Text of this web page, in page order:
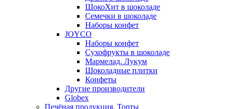
ШокоХит в шоколаде
Семечки в шоколаде
Наборы конфет
JOYCO
Наборы конфет
Сухофрукты в шоколаде
Мармелад. Лукум
Шоколадные плитки
Конфеты
Другие производители
Globex
Печёная продукция. Торты